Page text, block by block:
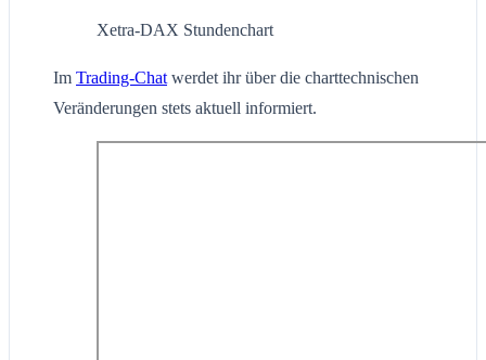
Xetra-DAX Stundenchart
Im Trading-Chat werdet ihr über die charttechnischen
Veränderungen stets aktuell informiert.